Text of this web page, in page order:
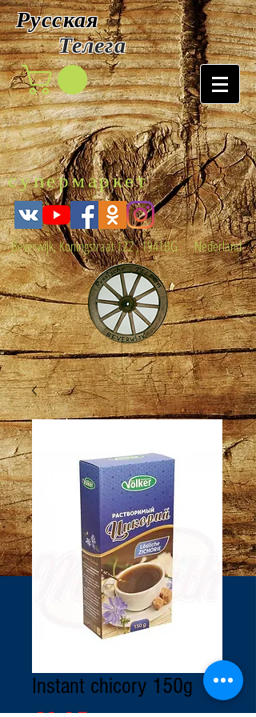
Русская
Телега
супермаркет
Beverwijk, Koningstraat 122 , 1941BG Nederland
Instant chicory 150g